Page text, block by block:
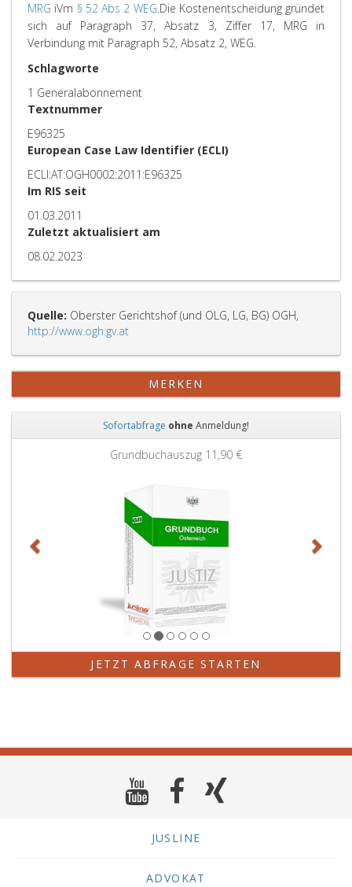
MRG iVm § 52 Abs 2 WEG.Die Kostenentscheidung gründet
sich auf Paragraph 37, Absatz 3, Ziffer 17, MRG in
Verbindung mit Paragraph 52, Absatz 2, WEG.
Schlagworte
1 Generalabonnement
Textnummer
E96325
European Case Law Identifier (ECLI)
ECLI:AT:OGH0002:2011:E96325
Im RIS seit
01.03.2011
Zuletzt aktualisiert am
08.02.2023
Quelle: Oberster Gerichtshof (und OLG, LG, BG) OGH,
http://www.ogh.gv.at
MERKEN
Sofortabfrage ohne Anmeldung!
Grundbuchauszug 11,90 €
JETZT ABFRAGE STARTEN
JUSLINE
ADVOKAT